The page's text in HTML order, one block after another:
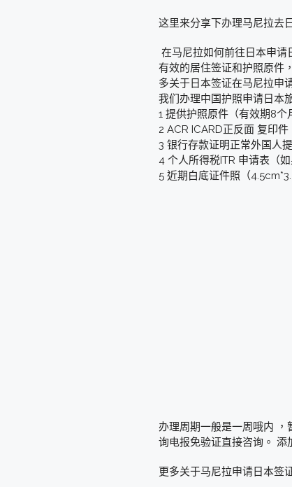
这里来分享下办理马尼拉去
在马尼拉如何前往日本申
有效的居住签证和护照原件
多关于日本签证在马尼拉申
我们办理中国护照申请日本
1 提供护照原件（有效期8个
2 ACR ICARD正反面 复印件
3 银行存款证明正常外国人
4 个人所得税ITR 申请表（
5 近期白底证件照（
办理周期一般是一周哦内
询电报免验证直接咨询。 添
更多关于马尼拉申请日本签